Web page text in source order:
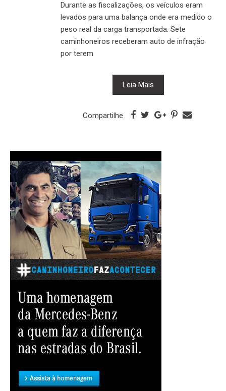
Durante as fiscalizações, os veículos eram
levados para uma balança onde era medido o
peso real da carga transportada. Sete
caminhoneiros receberam auto de infração
por terem
Leia Mais
Compartilhe